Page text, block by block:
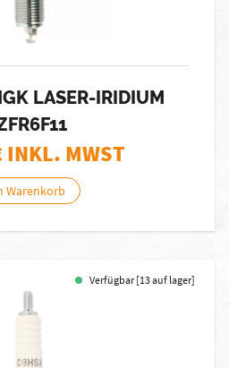
LASER-IRIDIUM
INKL. MWST
Warenkorb
Verfügbar [13 auf lager]